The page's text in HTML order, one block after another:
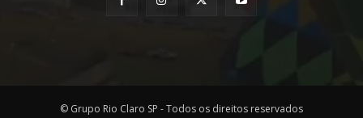
© Grupo Rio Claro SP - Todos os direitos reservados